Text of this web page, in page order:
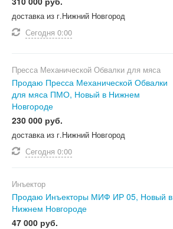
доставка из г.Нижний Новгород
Сегодня 0:00
Пресса Механической Обвалки для мяса
Продаю Пресса Механической Обвалки
для мяса ПМО, Новый в Нижнем
Новгороде
230 000 руб.
доставка из г.Нижний Новгород
Сегодня 0:00
Инъектор
Продаю Инъекторы МИФ ИР 05, Новый в
Нижнем Новгороде
47 000 руб.